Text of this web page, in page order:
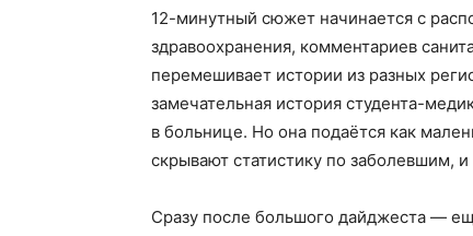
12-минутный сюжет начинается с
здравоохранения, комментариев
перемешивает истории из разных
замечательная история студента-
в больнице. Но она подаётся как
скрывают статистику по заболевшим,
Сразу после большого дайджеста —